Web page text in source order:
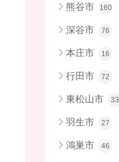
熊谷市 160
深谷市 76
本庄市 16
行田市 72
東松山市 33
羽生市 27
鴻巣市 46